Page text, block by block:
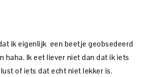
ik eigenlijk een beetje geobsedeerd
haha. Ik eet liever niet dan dat ik iets
of iets dat echt niet lekker is.